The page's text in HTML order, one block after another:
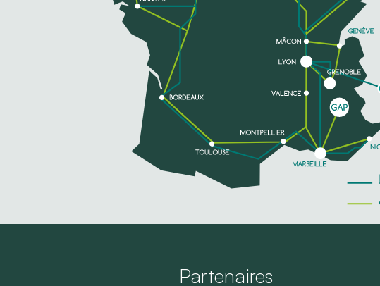
Partenaires